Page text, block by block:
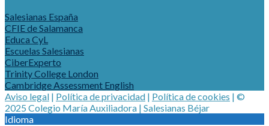
Salesianas España
CFIE de Salamanca
Educa CyL
Escuelas Salesianas
CiberExperto
Trinity College London
Cambridge Assessment English
Aviso legal | Política de privacidad | Política de cookies | ©
2025 Colegio María Auxiliadora | Salesianas Béjar
Idioma